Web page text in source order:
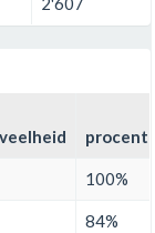
procent
100%
84%